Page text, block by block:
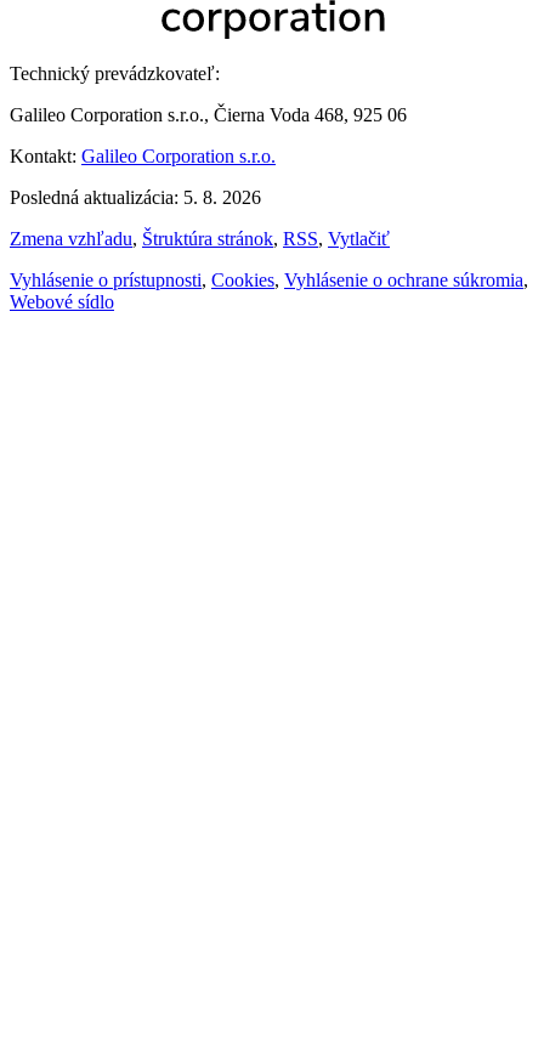
Technický prevádzkovateľ:
Galileo Corporation s.r.o., Čierna Voda 468, 925 06
Kontakt: Galileo Corporation s.r.o.
Posledná aktualizácia: 5. 8. 2026
Zmena vzhľadu, Štruktúra stránok, RSS, Vytlačiť
Vyhlásenie o prístupnosti, Cookies, Vyhlásenie o ochrane súkromia,
Webové sídlo